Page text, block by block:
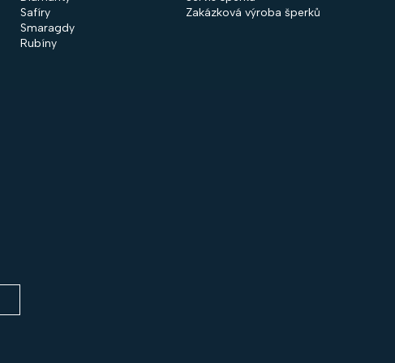
Safíry
Smaragdy
Rubíny
Zakázková výroba šperků